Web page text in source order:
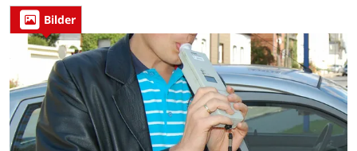
Bilder